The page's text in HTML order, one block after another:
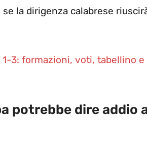
se la dirigenza calabrese
1-3: formazioni, voti, tabellino
potrebbe dire addio